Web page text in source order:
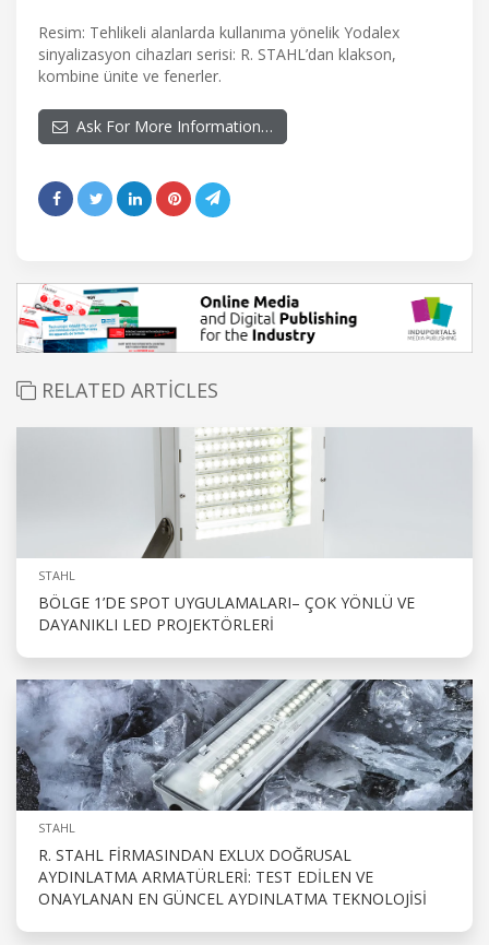
Resim: Tehlikeli alanlarda kullanıma yönelik Yodalex
sinyalizasyon cihazları serisi: R. STAHL’dan klakson,
kombine ünite ve fenerler.
Ask For More Information…
RELATED ARTICLES
STAHL
BÖLGE 1’DE SPOT UYGULAMALARI– ÇOK YÖNLÜ VE
DAYANIKLI LED PROJEKTÖRLERI
STAHL
R. STAHL FIRMASINDAN EXLUX DOĞRUSAL
AYDINLATMA ARMATÜRLERI: TEST EDILEN VE
ONAYLANAN EN GÜNCEL AYDINLATMA TEKNOLOJISI